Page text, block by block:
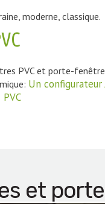
moderne, classique.
PVC et porte-
Un
et